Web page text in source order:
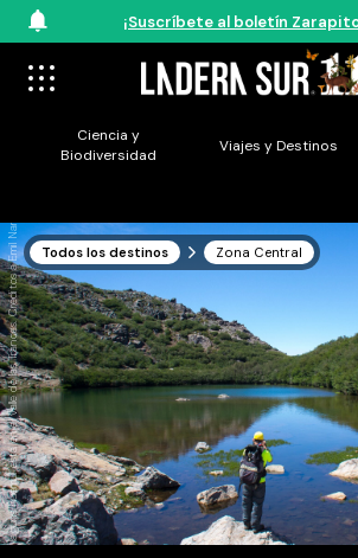
¡Suscríbete al boletín
Ciencia y
Biodiversidad
Viajes y Destinos
La laguna huemul está en el valle de las Trancas. Créditos a Emil Namur. Todos los destinos Zona Central